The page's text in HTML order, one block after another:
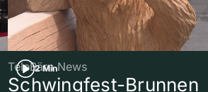
2 Min
TeleBärn News
Schwingfest-Brunnen